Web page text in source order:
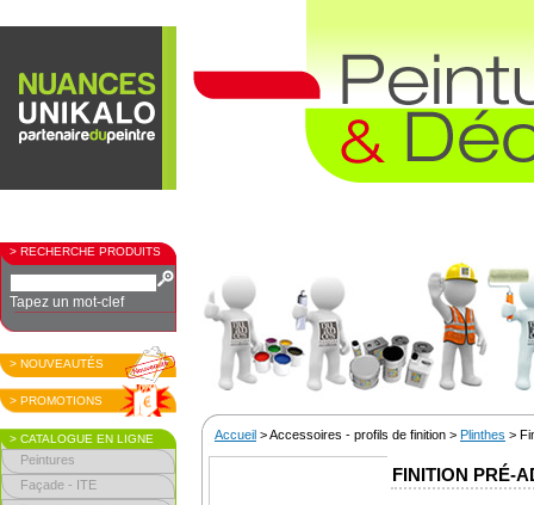
> RECHERCHE PRODUITS
Tapez un mot-clef
> NOUVEAUTÉS
> PROMOTIONS
> CATALOGUE EN LIGNE
Peintures
Façade - ITE
Accueil > Accessoires - profils de finition > Plinthes >
FINITION PRÉ-